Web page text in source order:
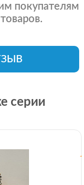
покупателям
серии